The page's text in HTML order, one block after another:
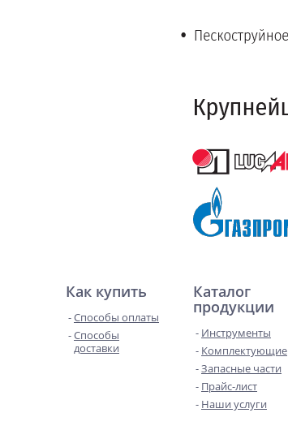
Как купить
Способы оплаты
Способы
доставки
Каталог
продукции
Инструменты
Комплектующие
Запасные части
Прайс-лист
Наши услуги